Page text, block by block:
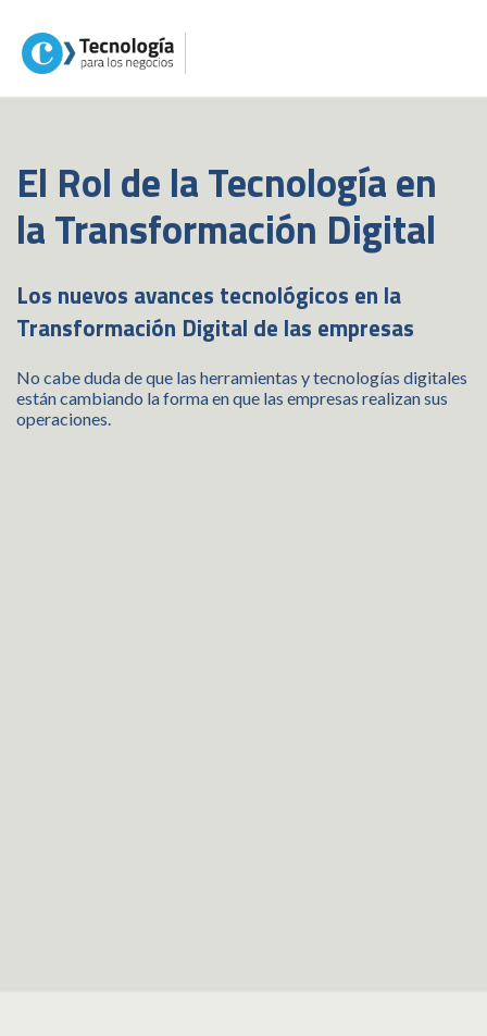
El Rol de la Tecnología en
la Transformación Digital
Los nuevos avances tecnológicos en la
Transformación Digital de las empresas
No cabe duda de que las herramientas y tecnologías digitales
están cambiando la forma en que las empresas realizan sus
operaciones.